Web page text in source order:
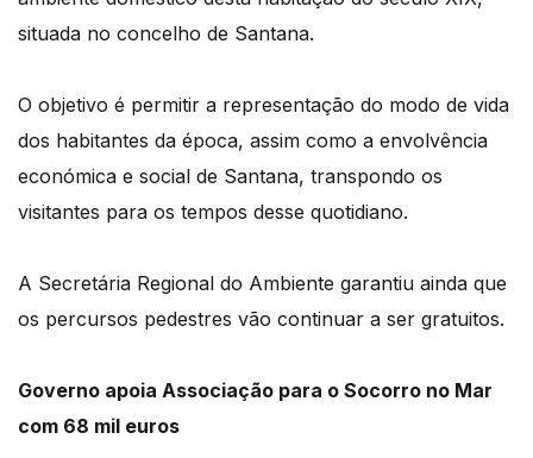
situada no concelho de Santana.
O objetivo é permitir a representação do modo de vida
dos habitantes da época, assim como a envolvência
económica e social de Santana, transpondo os
visitantes para os tempos desse quotidiano.
A Secretária Regional do Ambiente garantiu ainda que
os percursos pedestres vão continuar a ser gratuitos.
Governo apoia Associação para o Socorro no Mar
com 68 mil euros